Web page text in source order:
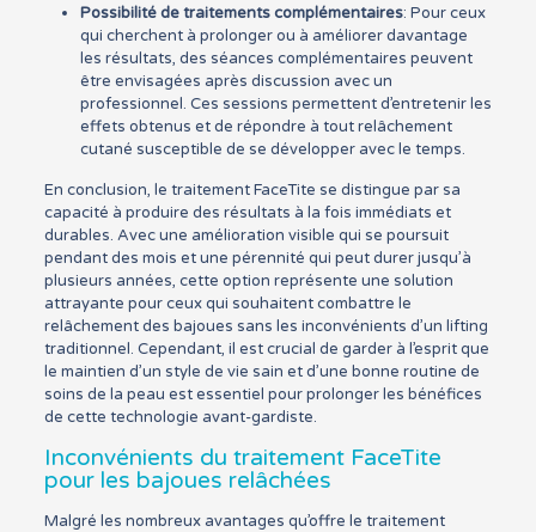
Possibilité de traitements complémentaires: Pour ceux
qui cherchent à prolonger ou à améliorer davantage
les résultats, des séances complémentaires peuvent
être envisagées après discussion avec un
professionnel. Ces sessions permettent d’entretenir les
effets obtenus et de répondre à tout relâchement
cutané susceptible de se développer avec le temps.
En conclusion, le traitement FaceTite se distingue par sa
capacité à produire des résultats à la fois immédiats et
durables. Avec une amélioration visible qui se poursuit
pendant des mois et une pérennité qui peut durer jusqu’à
plusieurs années, cette option représente une solution
attrayante pour ceux qui souhaitent combattre le
relâchement des bajoues sans les inconvénients d’un lifting
traditionnel. Cependant, il est crucial de garder à l’esprit que
le maintien d’un style de vie sain et d’une bonne routine de
soins de la peau est essentiel pour prolonger les bénéfices
de cette technologie avant-gardiste.
Inconvénients du traitement FaceTite
pour les bajoues relâchées
Malgré les nombreux avantages qu’offre le traitement